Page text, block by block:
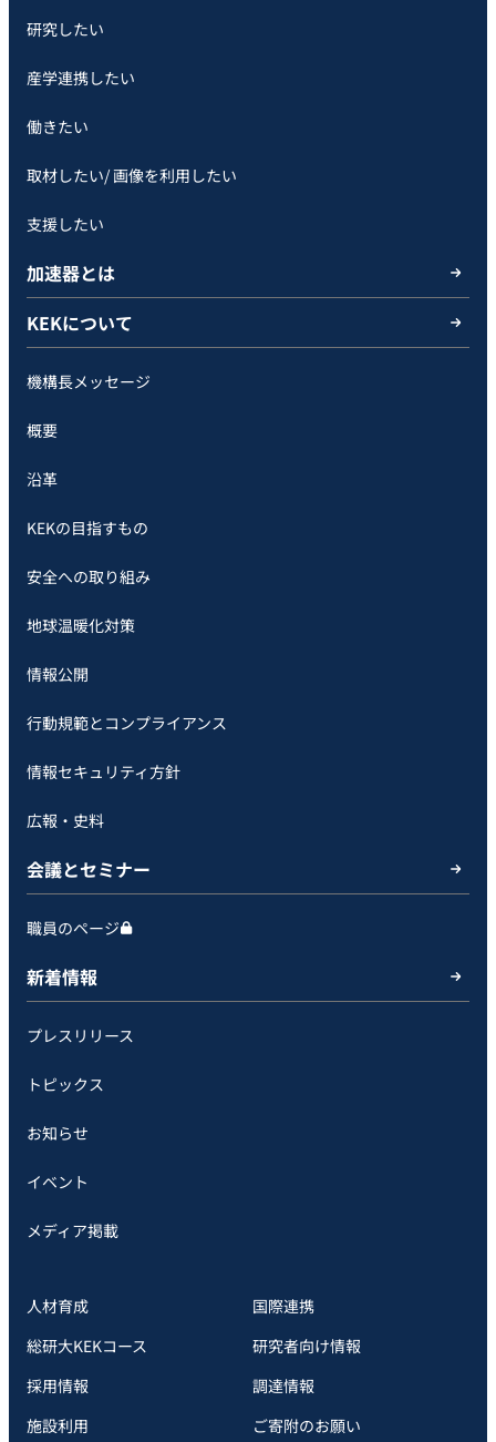
研究したい
産学連携したい
働きたい
取材したい/ 画像を利用したい
支援したい
加速器とは
KEKについて
機構長メッセージ
概要
沿革
KEKの目指すもの
安全への取り組み
地球温暖化対策
情報公開
行動規範とコンプライアンス
情報セキュリティ方針
広報・史料
会議とセミナー
職員のページ
新着情報
プレスリリース
トピックス
お知らせ
イベント
メディア掲載
人材育成
国際連携
総研大KEKコース
研究者向け情報
採用情報
調達情報
施設利用
ご寄附のお願い